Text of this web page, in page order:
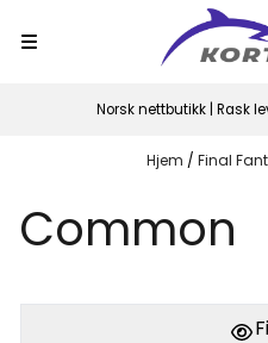
Norsk nettbutikk | Rask
Hjem / Final
Common